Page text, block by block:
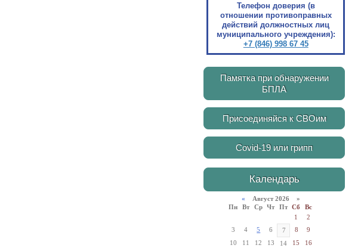
Телефон доверия (в
отношении противоправных
действий должностных лиц
муниципального учреждения):
+7 (846) 998 67 45
Памятка при обнаружении
БПЛА
Присоединяйся к СВОим
Covid-19 или грипп
Календарь
« Август 2026 »
Пн
Вт Ср Чт Пт Сб
Вс
1
2
3
4 5 6 7 8
9
10
11 12 13 14 15 16